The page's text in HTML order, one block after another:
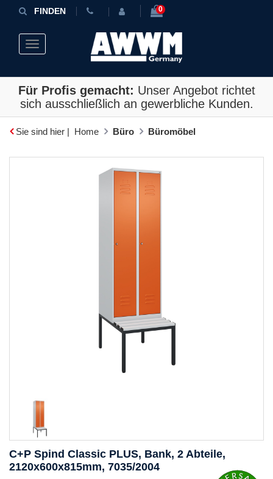
FINDEN 0
Toggle navigation
Für Profis gemacht: Unser Angebot richtet
sich ausschließlich an gewerbliche Kunden.
Sie sind hier | Home Büro Büromöbel
C+P Spind Classic PLUS, Bank, 2 Abteile,
2120x600x815mm, 7035/2004